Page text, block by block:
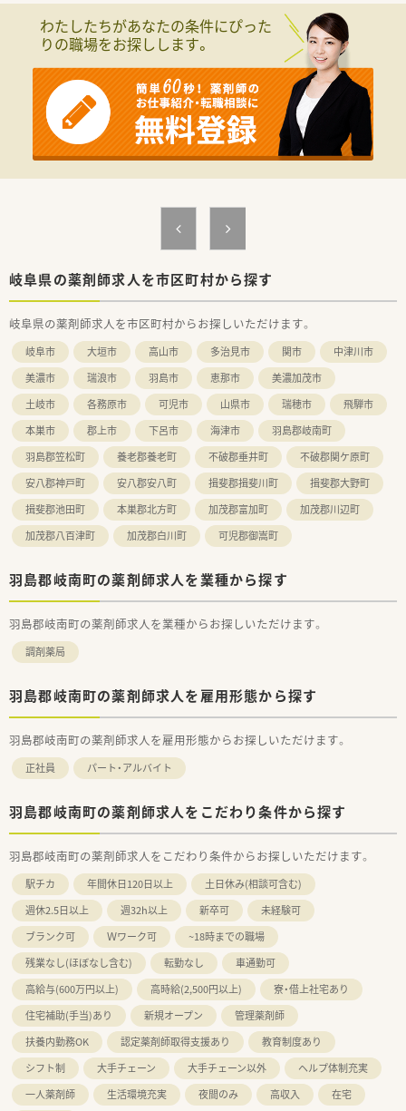
＼ こんな会社です ／
■愛知県（主に尾張エリア）、岐阜県エリアに13店舗展開してい
地域に根付いた薬局運営をされており、地域貢献をしたいとお
考えの方に適しています。
■調剤薬局だけでなく、高齢者施設の運営など介護の分野にも注
力をされています。
■応需先とも一緒に勉強会をするなど、
良好な関係構築ができており連携ができています。
■全員で薬局を作ろうとしている雰囲気は、
■社長との距離も非常に近く、
意見を言い合える風通しのよい環境です。
■設備面も監査システムを導入するなどして安心して勤務がで
きる環境づくりをされています。
境で安心です。
わたしたちがあなたの条件にぴった
りの職場をお探しします。
岐阜県の薬剤師求人を市区町村から探す
岐阜県の薬剤師求人を市区町村からお探しいただけます。
岐阜市 大垣市 高山市 多治見市 関市
中津川市
美濃市
瑞浪市 羽島市 恵那市
美濃加茂市
土岐市
各務原市 可児市 山県市 瑞穂市
飛騨市
本巣市
郡上市 下呂市 海津市
羽島郡岐南町
羽島郡笠松町
養老郡養老町 不破郡垂井町
不破郡関ケ原町
安八郡神戸町
安八郡安八町 揖斐郡揖斐川町
揖斐郡大野町
揖斐郡池田町
本巣郡北方町 加茂郡富加町
加茂郡川辺町
加茂郡八百津町
加茂郡白川町 可児郡御嵩町
羽島郡岐南町の薬剤師求人を業種から探す
羽島郡岐南町の薬剤師求人を業種からお探しいただけます。
調剤薬局
羽島郡岐南町の薬剤師求人を雇用形態から探す
羽島郡岐南町の薬剤師求人を雇用形態からお探しいただけます。
正社員 パート・アルバイト
羽島郡岐南町の薬剤師求人をこだわり条件から探す
羽島郡岐南町の薬剤師求人をこだわり条件からお探しいただけます。
駅チカ 年間休日120日以上
土日休み(相談可含む)
週休2.5日以上
週32h以上 新卒可
未経験可
ブランク可
Ｗワーク可
~18時までの職場
残業なし(ほぼなし含む)
転勤なし
車通勤可
高給与(600万円以上)
高時給(2,500円以上)
寮・借上社宅あり
住宅補助(手当)あり
新規オープン
管理薬剤師
扶養内勤務OK
認定薬剤師取得支援あり
教育制度あり
シフト制
大手チェーン 大手チェーン以外
ヘルプ体制充実
一人薬剤師
生活環境充実 夜間のみ 高収入
在宅